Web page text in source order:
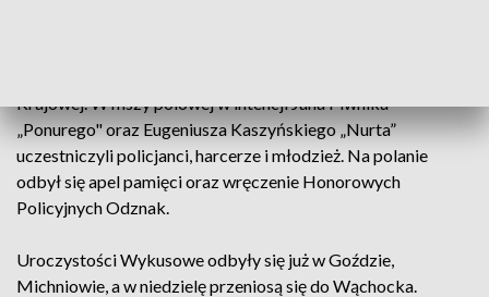
Krajowej. W mszy polowej w intencji Jana Piwnika
„Ponurego" oraz Eugeniusza Kaszyńskiego „Nurta”
uczestniczyli policjanci, harcerze i młodzież. Na polanie
odbył się apel pamięci oraz wręczenie Honorowych
Policyjnych Odznak.
Uroczystości Wykusowe odbyły się już w Goździe,
Michniowie, a w niedzielę przeniosą się do Wąchocka.